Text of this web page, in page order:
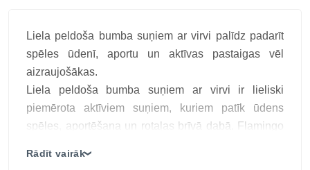
Liela peldoša bumba suņiem ar virvi palīdz padarīt
spēles ūdenī, aportu un aktīvas pastaigas vēl
aizraujošākas.
Liela peldoša bumba suņiem ar virvi ir lieliski
piemērota aktīviem suņiem, kuriem patīk ūdens
spēles, aportēšana un rotaļas brīvā dabā. Flamingo
Rādīt vairāk❯